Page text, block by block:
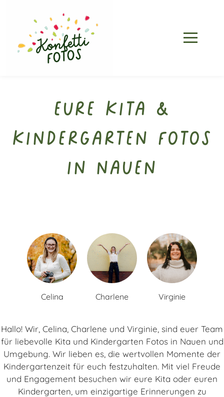
Eure Kita &
Kindergarten Fotos
in Nauen
Celina Charlene Virginie
Hallo! Wir, Celina, Charlene und Virginie, sind euer Team
für liebevolle Kita und Kindergarten Fotos in Nauen und
Umgebung. Wir lieben es, die wertvollen Momente der
Kindergartenzeit für euch festzuhalten. Mit viel Freude
und Engagement besuchen wir eure Kita oder euren
Kindergarten, um einzigartige Erinnerungen zu